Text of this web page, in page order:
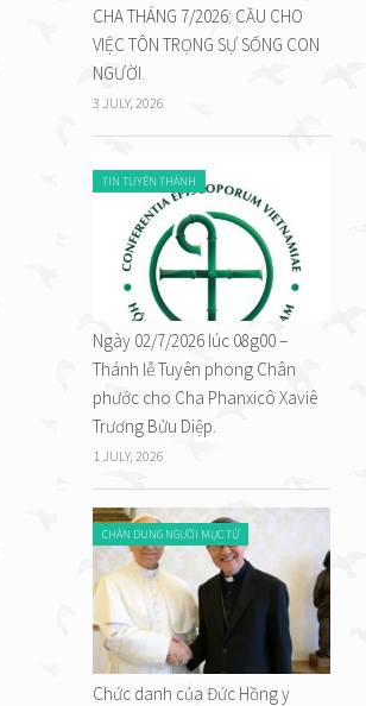
CHA THÁNG 7/2026: CẦU CHO
VIỆC TÔN TRỌNG SỰ SỐNG CON
NGƯỜI.
3 JULY, 2026
TIN TUYÊN THÁNH
Ngày 02/7/2026 lúc 08g00 –
Thánh lễ Tuyên phong Chân
phước cho Cha Phanxicô Xaviê
Trương Bửu Diệp.
1 JULY, 2026
CHÂN DUNG NGƯỜI MỤC TỬ
Chức danh của Đức Hồng y